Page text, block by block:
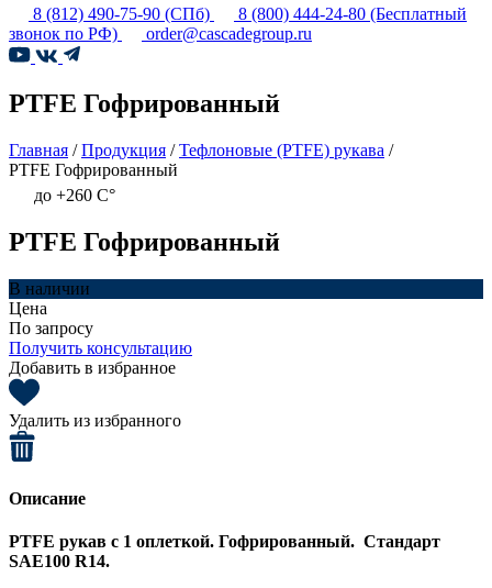
8 (812) 490-75-90 (СПб) 8 (800) 444-24-80 (Бесплатный
звонок по РФ)
order@cascadegroup.ru
PTFE Гофрированный
Главная /Продукция /Тефлоновые (PTFE) рукава /
PTFE Гофрированный
до +260 C°
PTFE Гофрированный
В наличии
Цена
По запросу
Получить консультацию
Добавить в избранное
Удалить из избранного
Описание
PTFE рукав с 1 оплеткой. Гофрированный. Стандарт
SAE100 R14.